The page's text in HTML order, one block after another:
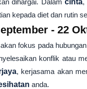
dihargai. Dalamcinta,
kepada diet dan rutin
- 22
fokus pada
konflik atau
, kerjasama akan
anda.